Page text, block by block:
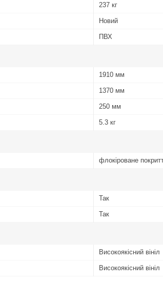
237 кг
Новий
ПВХ
1910 мм
1370 мм
250 мм
5.3 кг
флокіроване
Так
Так
Високоякісний вініл
Високоякісний вініл